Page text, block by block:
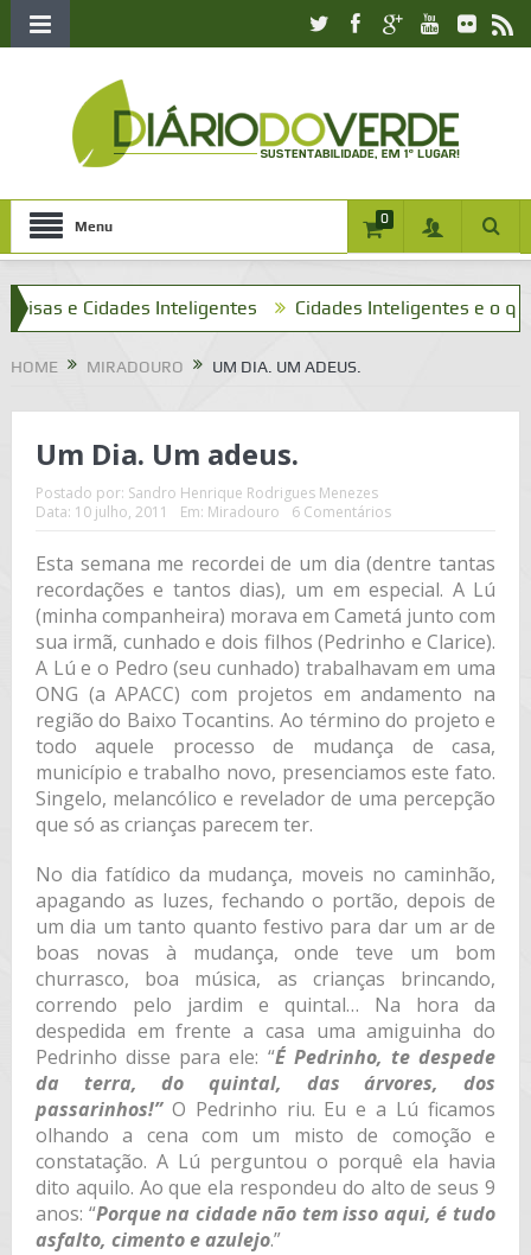
Menu 0
e Cidades Inteligentes Cidades Inteligentes e o que
HOME MIRADOURO UM DIA. UM ADEUS.
Um Dia. Um adeus.
Postado por: Sandro Henrique Rodrigues Menezes
Data: 10 julho, 2011 Em: Miradouro 6 Comentários
Esta semana me recordei de um dia (dentre tantas
recordações e tantos dias), um em especial. A Lú
(minha companheira) morava em Cametá junto com
sua irmã, cunhado e dois filhos (Pedrinho e Clarice).
A Lú e o Pedro (seu cunhado) trabalhavam em uma
ONG (a APACC) com projetos em andamento na
região do Baixo Tocantins. Ao término do projeto e
todo aquele processo de mudança de casa,
município e trabalho novo, presenciamos este fato.
Singelo, melancólico e revelador de uma percepção
que só as crianças parecem ter.
No dia fatídico da mudança, moveis no caminhão,
apagando as luzes, fechando o portão, depois de
um dia um tanto quanto festivo para dar um ar de
boas novas à mudança, onde teve um bom
churrasco, boa música, as crianças brincando,
correndo pelo jardim e quintal… Na hora da
despedida em frente a casa uma amiguinha do
Pedrinho disse para ele: “É Pedrinho, te despede
da terra, do quintal, das árvores, dos
passarinhos!”O Pedrinho riu. Eu e a Lú ficamos
olhando a cena com um misto de comoção e
constatação. A Lú perguntou o porquê ela havia
dito aquilo. Ao que ela respondeu do alto de seus 9
anos: “Porque na cidade não tem isso aqui, é tudo
asfalto, cimento e azulejo.”